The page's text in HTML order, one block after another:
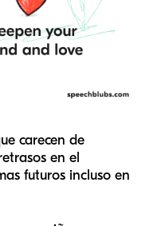
carecen de
en el
futuros incluso en